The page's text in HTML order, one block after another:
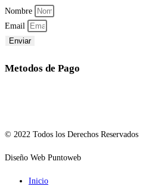
Nombre
Email
Enviar
Metodos de Pago
© 2022 Todos los Derechos Reservados
Diseño Web Puntoweb
Inicio